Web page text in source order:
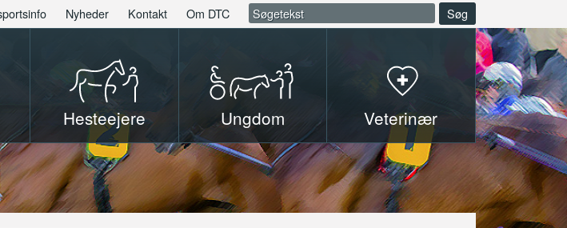
Nyheder Kontakt Om DTC Søg
Hesteejere Ungdom Veterinær